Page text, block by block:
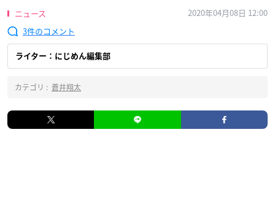
ニュース
2020年04月08日 12:00
3
ライター：にじめん編集部
カテゴリ : 蒼井翔太